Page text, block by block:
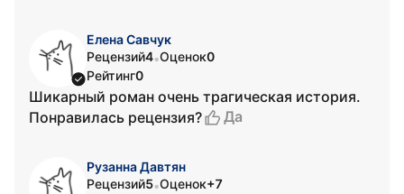
Елена Савчук
Рецензий4•Оценок0
Рейтинг0
Шикарный роман очень трагическая история.
Понравилась рецензия?
Да
Рузанна Давтян
Рецензий5•Оценок+7